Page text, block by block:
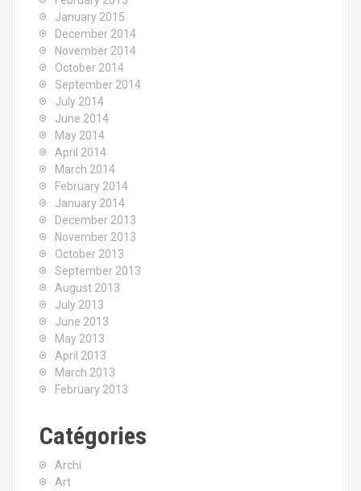
January 2015
December 2014
November 2014
October 2014
September 2014
July 2014
June 2014
May 2014
April 2014
March 2014
February 2014
January 2014
December 2013
November 2013
October 2013
September 2013
August 2013
July 2013
June 2013
May 2013
April 2013
March 2013
February 2013
Catégories
Archi
Art